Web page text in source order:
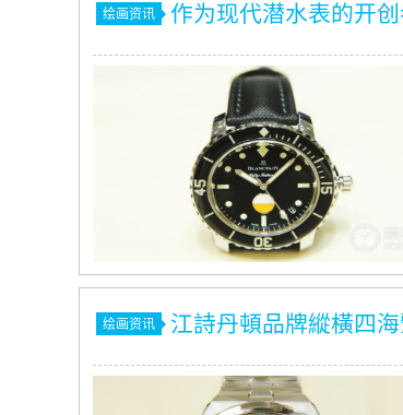
绘画资讯 作为现代潜水表的开
绘画资讯 江詩丹頓品牌縱橫四